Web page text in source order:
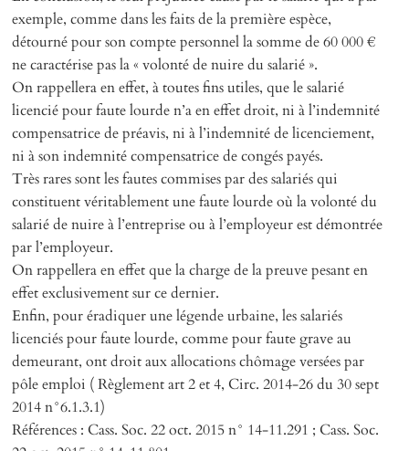
exemple, comme dans les faits de la première espèce,
détourné pour son compte personnel la somme de 60 000 €
ne caractérise pas la « volonté de nuire du salarié ».
On rappellera en effet, à toutes fins utiles, que le salarié
licencié pour faute lourde n’a en effet droit, ni à l’indemnité
compensatrice de préavis, ni à l’indemnité de licenciement,
ni à son indemnité compensatrice de congés payés.
Très rares sont les fautes commises par des salariés qui
constituent véritablement une faute lourde où la volonté du
salarié de nuire à l’entreprise ou à l’employeur est démontrée
par l’employeur.
On rappellera en effet que la charge de la preuve pesant en
effet exclusivement sur ce dernier.
Enfin, pour éradiquer une légende urbaine, les salariés
licenciés pour faute lourde, comme pour faute grave au
demeurant, ont droit aux allocations chômage versées par
pôle emploi ( Règlement art 2 et 4, Circ. 2014-26 du 30 sept
2014 n°6.1.3.1)
Références : Cass. Soc. 22 oct. 2015 n° 14-11.291 ; Cass. Soc.